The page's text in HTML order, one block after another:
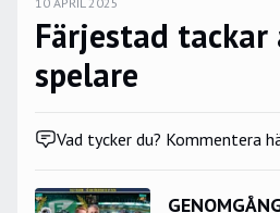
Färjestad
spelare
Vad tycker du? Kommentera